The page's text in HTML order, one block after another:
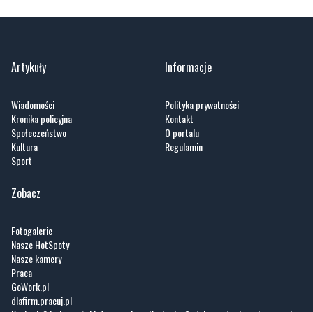
Artykuły
Wiadomości
Kronika policyjna
Społeczeństwo
Kultura
Sport
Informacje
Polityka prywatności
Kontakt
O portalu
Regulamin
Zobacz
Fotogalerie
Nasze HotSpoty
Nasze kamery
Praca
GoWork.pl
dlafirm.pracuj.pl